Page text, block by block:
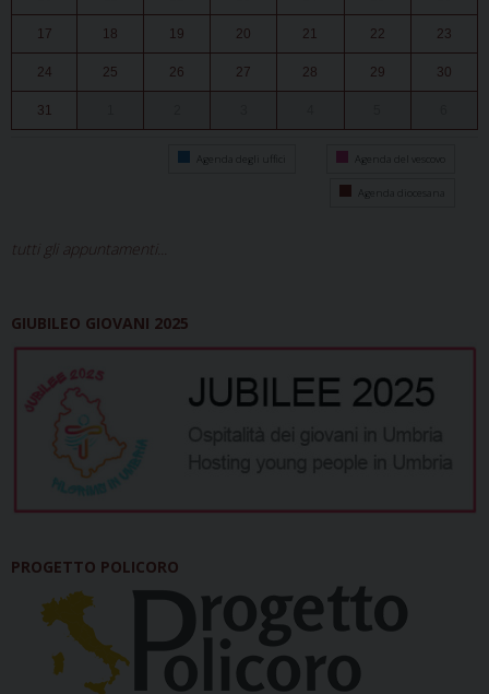
17 18 19 20 21 22 23
24 25 26 27 28 29 30
31
Agenda degli uffici Agenda del vescovo
Agenda diocesana
tutti gli appuntamenti...
GIUBILEO GIOVANI 2025
PROGETTO POLICORO